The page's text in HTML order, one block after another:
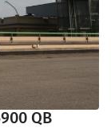
QB